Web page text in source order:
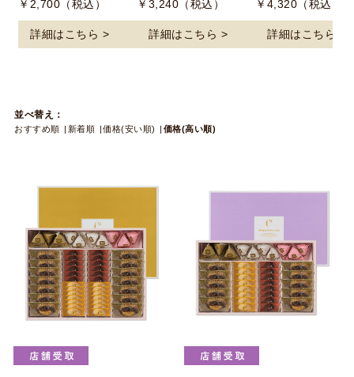
￥2,700（税込）
詳細はこちら >
￥3,240（税込）
詳細はこちら >
￥4,320（税込）
詳細はこちら >
並べ替え：
おすすめ順 新着順 価格(安い順) 価格(高い順)